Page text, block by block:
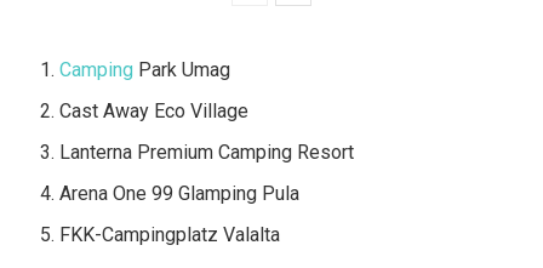
Camping Park Umag
Cast Away Eco Village
Lanterna Premium Camping Resort
Arena One 99 Glamping Pula
FKK-Campingplatz Valalta